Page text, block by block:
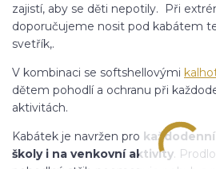
zajistí, aby se děti nepotily. Při
doporučujeme nosit pod kabátem
svetřík,.
V kombinaci se softshellovými
dětem pohodlí a ochranu při
aktivitách.
Kabátek je navržen pro
školy i na venkovní aktivity.